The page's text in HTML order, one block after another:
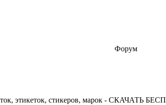
Форум
этикеток, стикеров, марок - СКАЧАТЬ